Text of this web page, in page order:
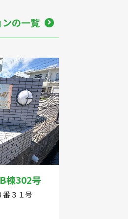
の一覧
棟302号
番３１号